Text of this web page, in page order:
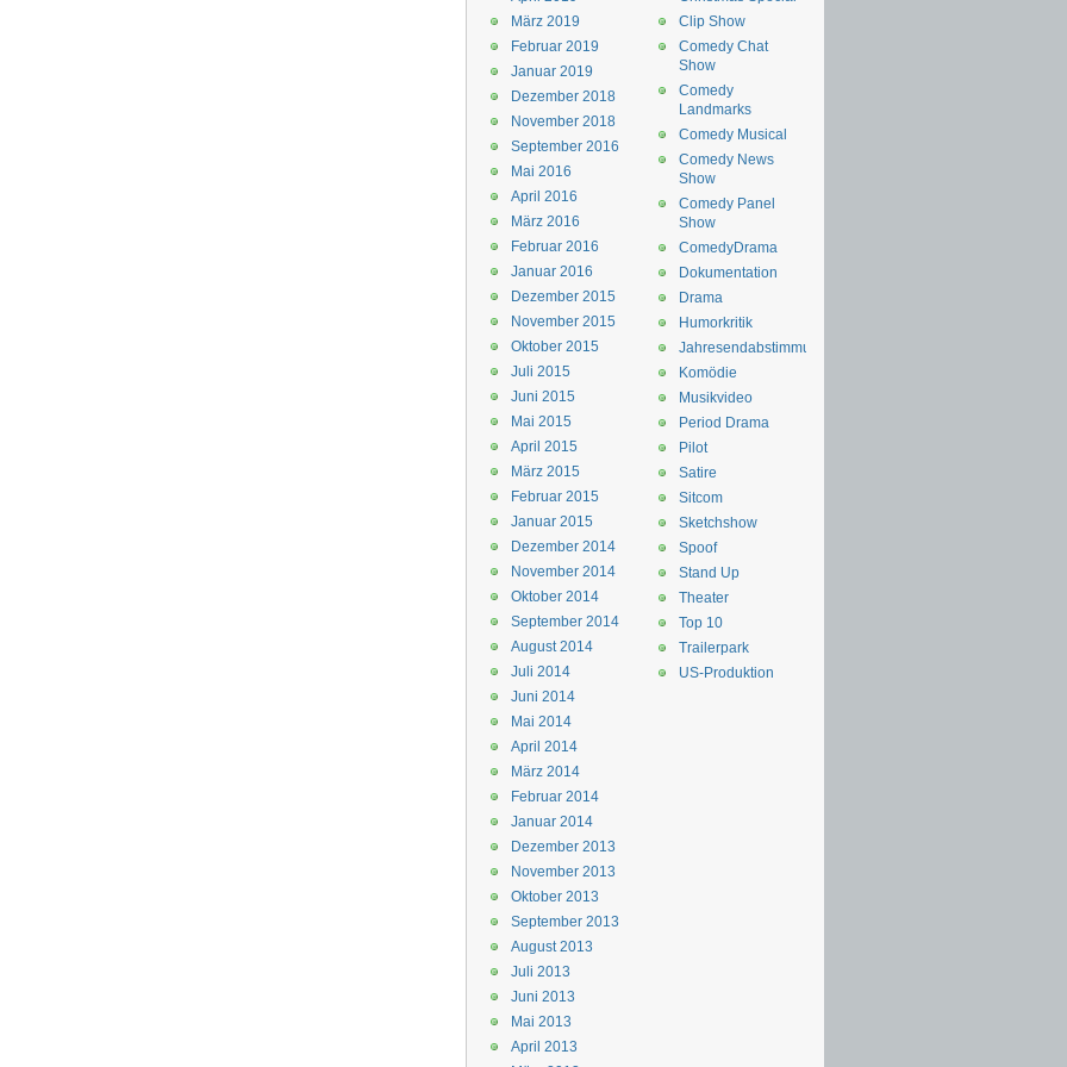
Clip Show
Comedy Chat
Show
Comedy
Landmarks
Comedy Musical
Comedy News
Show
Comedy Panel
Show
ComedyDrama
Dokumentation
Drama
Humorkritik
Jahresendabstimmung
Komödie
Musikvideo
Period Drama
Pilot
Satire
Sitcom
Sketchshow
Spoof
Stand Up
Theater
Top 10
Trailerpark
US-Produktion
März 2019
Februar 2019
Januar 2019
Dezember 2018
November 2018
September 2016
Mai 2016
April 2016
März 2016
Februar 2016
Januar 2016
Dezember 2015
November 2015
Oktober 2015
Juli 2015
Juni 2015
Mai 2015
April 2015
März 2015
Februar 2015
Januar 2015
Dezember 2014
November 2014
Oktober 2014
September 2014
August 2014
Juli 2014
Juni 2014
Mai 2014
April 2014
März 2014
Februar 2014
Januar 2014
Dezember 2013
November 2013
Oktober 2013
September 2013
August 2013
Juli 2013
Juni 2013
Mai 2013
April 2013